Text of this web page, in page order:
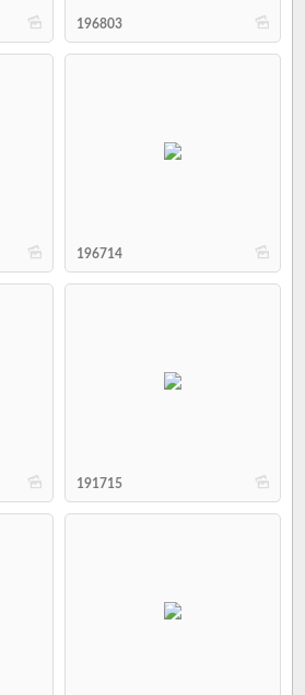
b b
196803
b b
196714
b b
191715